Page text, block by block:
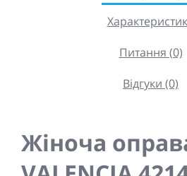
Питання (0)
Відгуки (0)
Жіноча